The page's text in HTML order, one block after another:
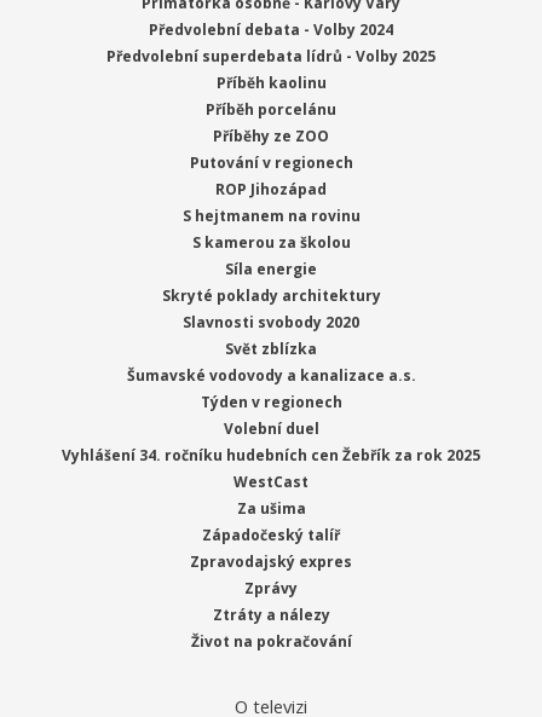
Předvolební debata - Volby 2024
Předvolební superdebata lídrů - Volby 2025
Příběh kaolinu
Příběh porcelánu
Příběhy ze ZOO
Putování v regionech
ROP Jihozápad
S hejtmanem na rovinu
S kamerou za školou
Síla energie
Skryté poklady architektury
Slavnosti svobody 2020
Svět zblízka
Šumavské vodovody a kanalizace a.s.
Týden v regionech
Volební duel
Vyhlášení 34. ročníku hudebních cen Žebřík za rok 2025
WestCast
Za ušima
Západočeský talíř
Zpravodajský expres
Zprávy
Ztráty a nálezy
Život na pokračování
O televizi